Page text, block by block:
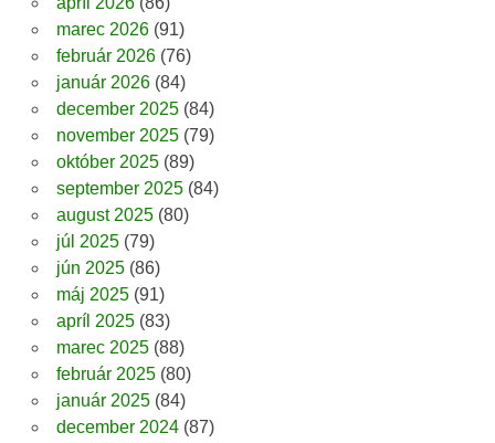
marec 2026(91)
február 2026(76)
január 2026(84)
december 2025(84)
november 2025(79)
október 2025(89)
september 2025(84)
august 2025(80)
júl 2025(79)
jún 2025(86)
máj 2025(91)
apríl 2025(83)
marec 2025(88)
február 2025(80)
január 2025(84)
december 2024(87)